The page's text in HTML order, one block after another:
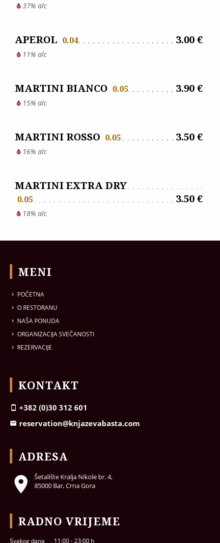
37% alc
APEROL 0.04 3.00 €
11% alc
MARTINI BIANCO 0.05 3.90 €
15% alc
MARTINI ROSSO 0.05 3.50 €
16% alc
MARTINI EXTRA DRY
0.05 3.50 €
18% alc
MENI
POČETNA
O RESTORANU
NAŠA PONUDA
ORGANIZACIJA SVEČANOSTI
REZERVACIJE
KONTAKT
+382 (0)30 312 601
reservation@knjazevabasta.com
ADRESA
Šetalište Kralja Nikole br. 4,
85000 Bar, Crna Gora
RADNO VRIJEME
Svakog dana 11:00 - 23:00 h